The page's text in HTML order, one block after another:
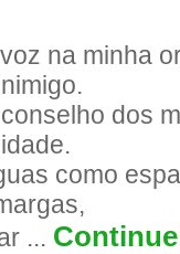
na minha
dos
como
...